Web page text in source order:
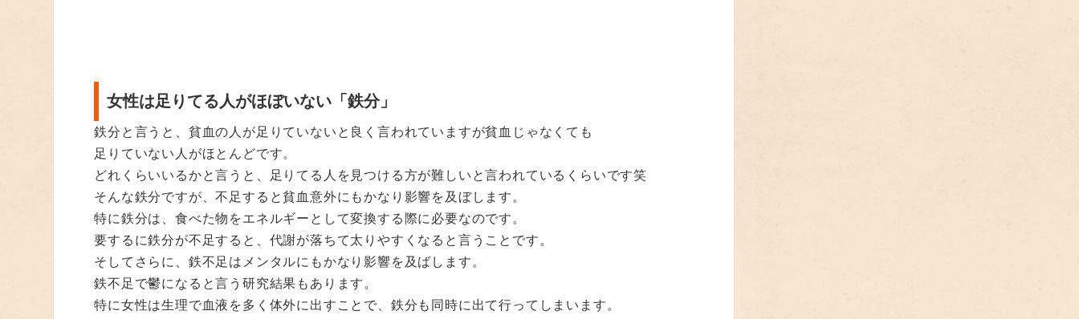
女性は足りてる人がほぼいない「鉄分」
鉄分と言うと、貧血の人が足りていないと良く言われていますが貧血じゃなくても
足りていない人がほとんどです。
どれくらいいるかと言うと、足りてる人を見つける方が難しいと言われているくらいです笑
そんな鉄分ですが、不足すると貧血意外にもかなり影響を及ぼします。
特に鉄分は、食べた物をエネルギーとして変換する際に必要なのです。
要するに鉄分が不足すると、代謝が落ちて太りやすくなると言うことです。
そしてさらに、鉄不足はメンタルにもかなり影響を及ばします。
鉄不足で鬱になると言う研究結果もあります。
特に女性は生理で血液を多く体外に出すことで、鉄分も同時に出て行ってしまいます。